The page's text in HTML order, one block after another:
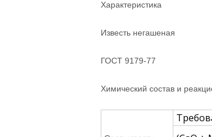
Характеристика
Известь негашеная
ГОСТ 9179-77
Химический состав и